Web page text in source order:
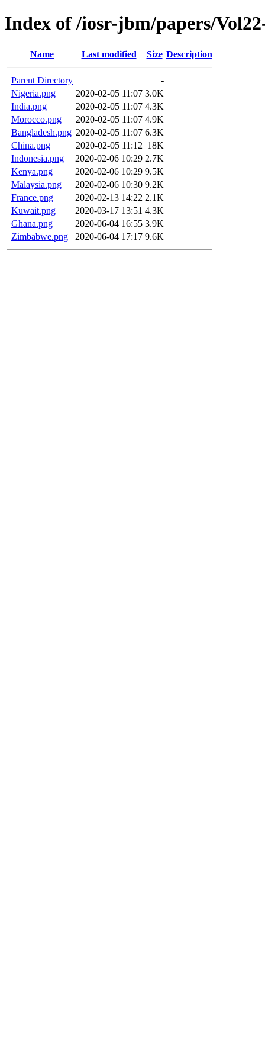
Index of /iosr-jbm/papers/
Name Last modified Size Description
Parent Directory
-
Nigeria.png
2020-02-05 11:07 3.0K
India.png
2020-02-05 11:07 4.3K
Morocco.png
2020-02-05 11:07 4.9K
Bangladesh.png 2020-02-05 11:07 6.3K
China.png
2020-02-05 11:12 18K
Indonesia.png
2020-02-06 10:29 2.7K
Kenya.png
2020-02-06 10:29 9.5K
Malaysia.png
2020-02-06 10:30 9.2K
France.png
2020-02-13 14:22 2.1K
Kuwait.png
2020-03-17 13:51 4.3K
Ghana.png
2020-06-04 16:55 3.9K
Zimbabwe.png
2020-06-04 17:17 9.6K